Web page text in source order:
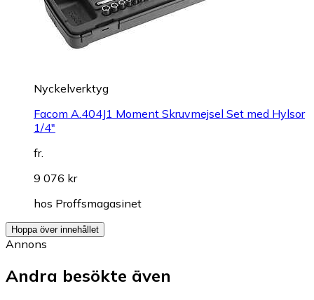
Nyckelverktyg
Facom A.404J1 Moment Skruvmejsel Set med Hylsor
1/4"
fr.
9 076 kr
hos Proffsmagasinet
Hoppa över innehållet
Annons
Andra besökte även